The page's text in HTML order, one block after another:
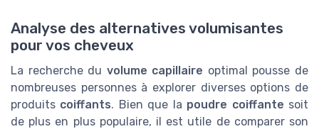
Analyse des alternatives volumisantes
pour vos cheveux
La recherche du volume capillaire optimal pousse de
nombreuses personnes à explorer diverses options de
produits coiffants. Bien que la poudre coiffante soit
de plus en plus populaire, il est utile de comparer son